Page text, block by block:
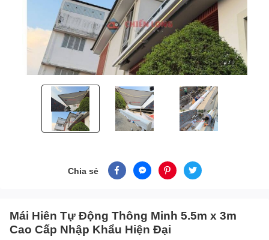
Chia sẻ
Mái Hiên Tự Động Thông Minh 5.5m x 3m
Cao Cấp Nhập Khẩu Hiện Đại